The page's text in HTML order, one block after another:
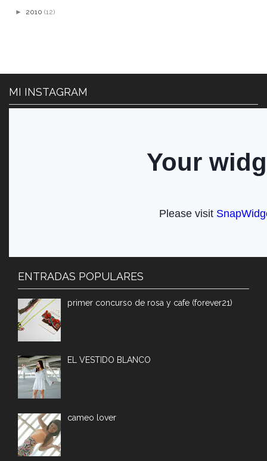
► 2010 (12)
MI INSTAGRAM
ENTRADAS POPULARES
primer concurso de rosa y cafe (forever21)
EL VESTIDO BLANCO
cameo lover